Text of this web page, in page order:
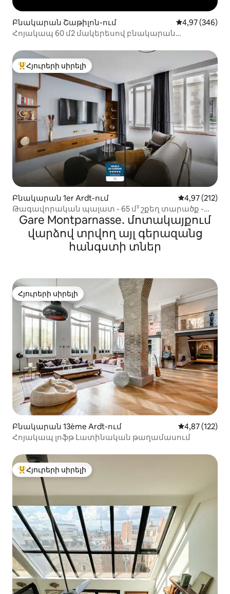
Բնակարան Շաթիլոն-ում Միջին
4,97 (346)
Հոյակապ 60 մ2 մակերեսով բնակարան
Հյուրերի սիրելի լավագույն տները
Հյուրերի սիրելի
Բնակարան 1er Ardt-ում Միջին
4,97 (212)
Թագավորական պալատ - 65 մ² շքեղ տարածք -
սպասարկմամբ
Gare Montparnasse․ մոտակայքում
վարձով տրվող այլ գերազանց
հանգստի տներ
Հյուրերի սիրելի
Հյուրերի սիրելի
Բնակարան 13ème Ardt-ում Միջին
4,87 (122)
Հոյակապ լոֆթ Լատինական թաղամասում
Հյուրերի սիրելի լավագույն տները
Հյուրերի սիրելի